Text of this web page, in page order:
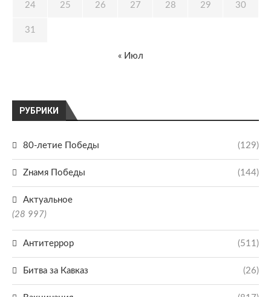
РУБРИКИ
80-летие Победы (129)
Zнамя Победы (144)
Актуальное
(28 997)
Антитеррор (511)
Битва за Кавказ (26)
24 25 26 27 28 29 30
31
« Июл